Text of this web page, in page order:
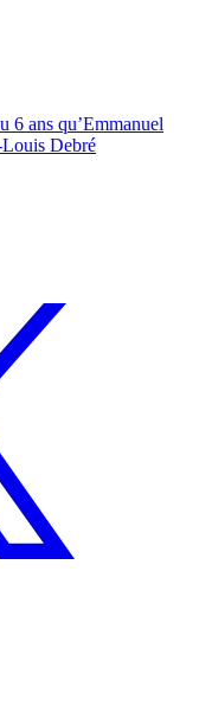
6 ans qu’Emmanuel
Louis Debré